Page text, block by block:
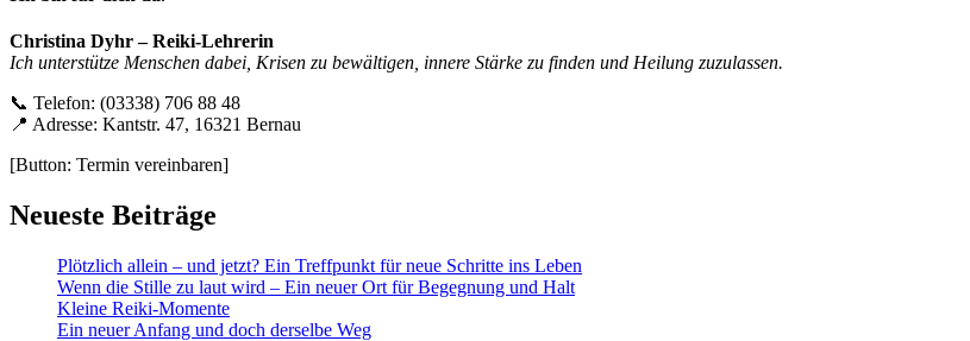
Christina Dyhr – Reiki-Lehrerin
Ich unterstütze Menschen dabei, Krisen zu bewältigen, innere Stärke zu finden und Heilung zuzulassen.
📞 Telefon: (03338) 706 88 48
📍 Adresse: Kantstr. 47, 16321 Bernau
[Button: Termin vereinbaren]
Neueste Beiträge
Plötzlich allein – und jetzt? Ein Treffpunkt für neue Schritte ins Leben
Wenn die Stille zu laut wird – Ein neuer Ort für Begegnung und Halt
Kleine Reiki-Momente
Ein neuer Anfang und doch derselbe Weg